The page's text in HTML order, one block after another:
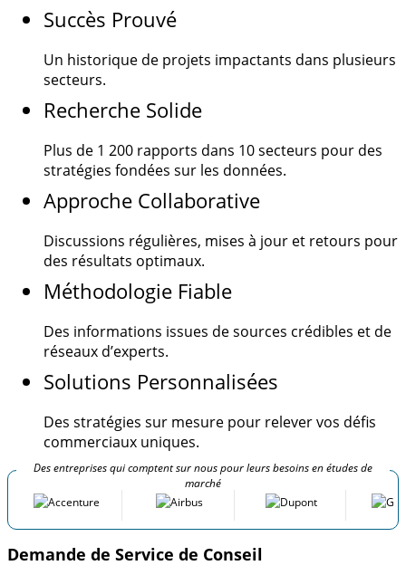
Succès Prouvé
Un historique de projets impactants dans plusieurs
secteurs.
Recherche Solide
Plus de 1 200 rapports dans 10 secteurs pour des
stratégies fondées sur les données.
Approche Collaborative
Discussions régulières, mises à jour et retours pour
des résultats optimaux.
Méthodologie Fiable
Des informations issues de sources crédibles et de
réseaux d’experts.
Solutions Personnalisées
Des stratégies sur mesure pour relever vos défis
commerciaux uniques.
Des entreprises qui comptent sur nous pour leurs besoins en études de
marché
Demande de Service de Conseil